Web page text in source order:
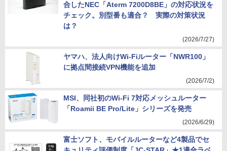
合したNEC「Aterm 7200D8BE」の対応状況を
チェック。別型番も適合？ 実際の対策状況
は？
(2026/7/27)
ヤマハ、法人向けWi-Fiルーター「NWR100」
に拠点間接続VPN機能を追加
(2026/7/2)
MSI、同社初のWi-Fi 7対応メッシュルーター
「Roamii BE Pro/Lite」シリーズを発売
(2026/6/29)
富士ソフト、モバイルルーターなど4製品でセ